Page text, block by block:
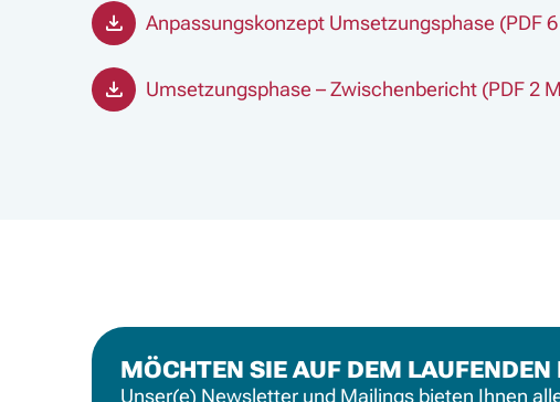
Anpassungskonzept Umsetzungsphase (PDF
Umsetzungsphase – Zwischenbericht (PDF 2
MÖCHTEN SIE AUF DEM LAUFENDEN
Unser(e) Newsletter und Mailings bieten Ihnen